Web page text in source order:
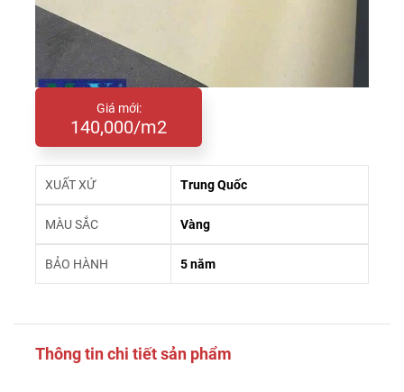
Giá mới:
140,000/m2
XUẤT XỨ Trung Quốc
MÀU SẮC Vàng
BẢO HÀNH 5 năm
Thông tin chi tiết sản phẩm